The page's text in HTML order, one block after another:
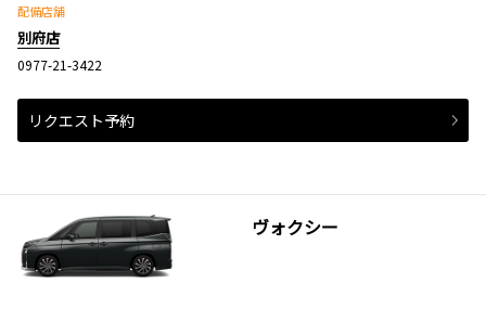
配備店舗
別府店
0977-21-3422
リクエスト予約
ヴォクシー